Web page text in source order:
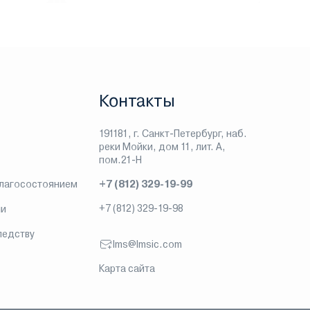
Контакты
191181, г. Санкт-Петербург, наб.
реки Мойки, дом 11, лит. А,
пом.21-Н
+7 (812) 329-19-99
+7 (812) 329-19-98
lms@lmsic.com
Карта сайта